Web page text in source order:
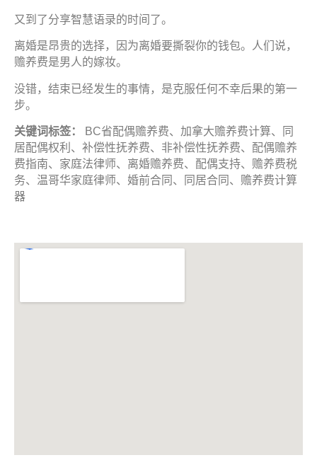
又到了分享智慧语录的时间了。
离婚是昂贵的选择，因为离婚要撕裂你的钱包。人们说，
赡养费是男人的嫁妆。
没错，结束已经发生的事情，是克服任何不幸后果的第一
步。
关键词标签：
BC省配偶赡养费、加拿大赡养费计算、同
居配偶权利、补偿性抚养费、非补偿性抚养费、配偶赡养
费指南、家庭法律师、离婚赡养费、配偶支持、赡养费税
务、温哥华家庭律师、婚前合同、同居合同、赡养费计算
器